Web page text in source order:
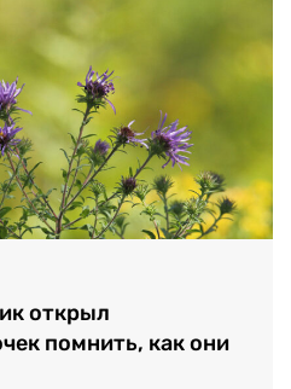
открыл
помнить, как они